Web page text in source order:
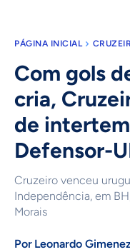
PÁGINA INICIAL
Com gols
cria,
de
Defensor-
Cruzeiro venceu
Independência, em
Morais
Por Leonardo